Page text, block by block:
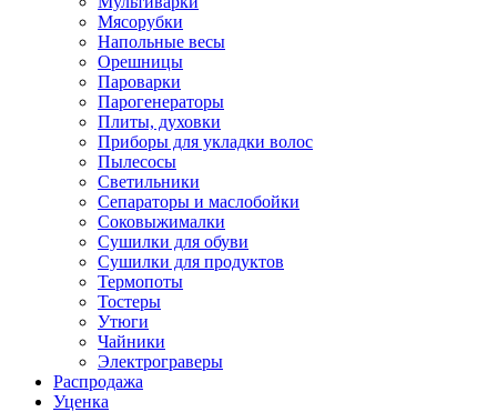
Мясорубки
Напольные весы
Орешницы
Пароварки
Парогенераторы
Плиты, духовки
Приборы для укладки волос
Пылесосы
Светильники
Сепараторы и маслобойки
Соковыжималки
Сушилки для обуви
Сушилки для продуктов
Термопоты
Тостеры
Утюги
Чайники
Электрограверы
Распродажа
Уценка